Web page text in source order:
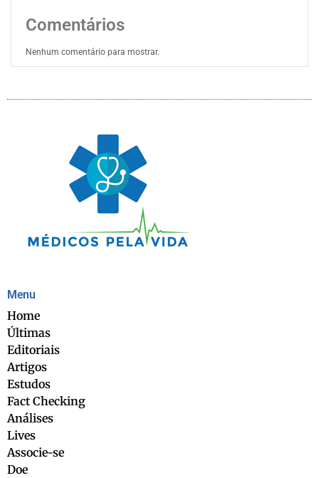
Comentários
Nenhum comentário para mostrar.
Menu
Home
Últimas
Editoriais
Artigos
Estudos
Fact Checking
Análises
Lives
Associe-se
Doe